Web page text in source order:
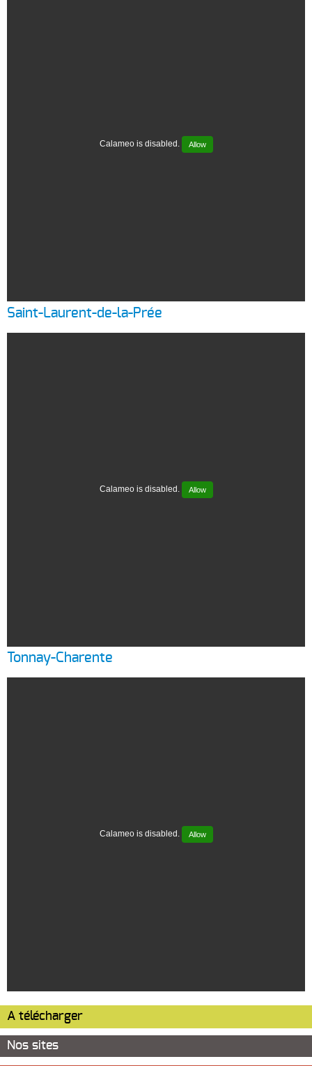
Calameo is disabled. Allow
Saint-Laurent-de-la-Prée
Calameo is disabled. Allow
Tonnay-Charente
Calameo is disabled. Allow
A télécharger
Nos sites